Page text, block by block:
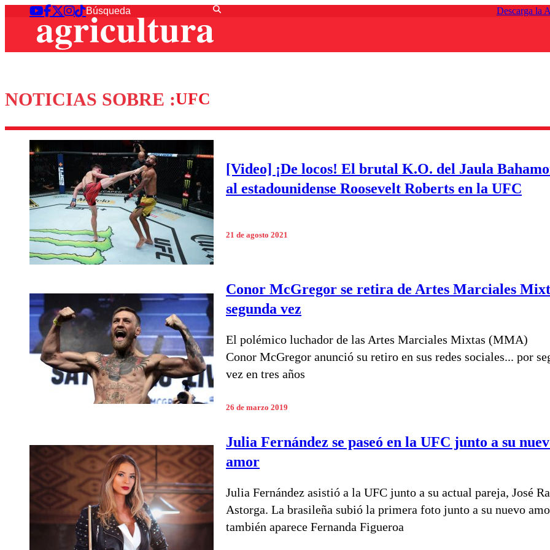
Descarga la
NOTICIAS SOBRE :UFC
[Video] ¡De locos! El brutal K.O. del Jaula
al estadounidense Roosevelt Roberts en la UFC
21 de agosto 2021
Conor McGregor se retira de Artes Marciales
segunda vez
El polémico luchador de las Artes Marciales Mixtas (MMA)
Conor McGregor anunció su retiro en sus redes sociales... por
vez en tres años
26 de marzo 2019
Julia Fernández se paseó en la UFC junto a su
amor
Julia Fernández asistió a la UFC junto a su actual pareja, José
Astorga. La brasileña subió la primera foto junto a su nuevo
también aparece Fernanda Figueroa